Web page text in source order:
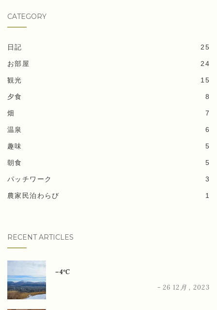
CATEGORY
日記 25
お部屋 24
観光 15
夕食 8
畑 7
温泉 6
趣味 5
朝食 5
パッチワーク 3
農家民泊わらび 1
RECENT ARTICLES
－4°C
- 26 12月 , 2023